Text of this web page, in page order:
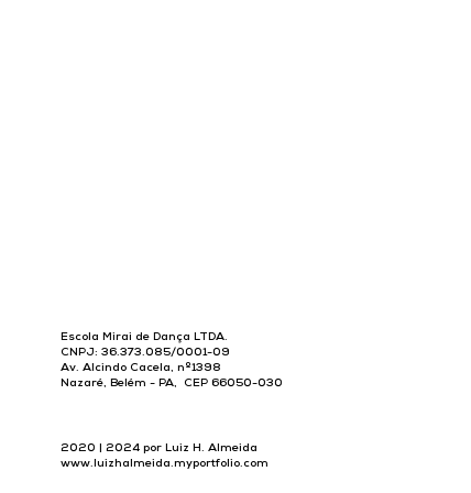
Escola Mirai de Dança LTDA.
CNPJ: 36.373.085/0001-09
Av. Alcindo Cacela, nº1398
Nazaré, Belém - PA, CEP 66050-030
2020 | 2024 por Luiz H. Almeida
www.luizhalmeida.myportfolio.com